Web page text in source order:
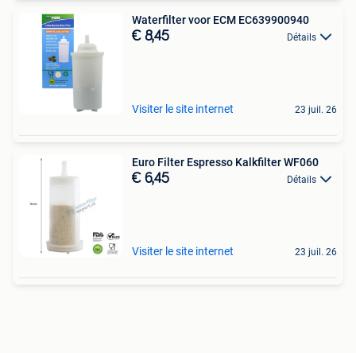
Waterfilter voor ECM EC639900940
€ 8,45 Détails
Visiter le site internet 23 juil. 26
Euro Filter Espresso Kalkfilter WF060
€ 6,45 Détails
Visiter le site internet 23 juil. 26